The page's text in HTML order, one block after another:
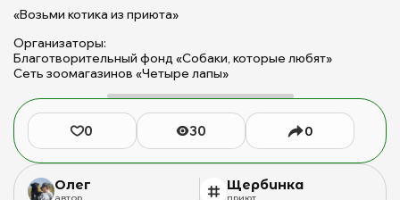
«Возьми котика из приюта»
Организаторы:
Благотворительный фонд «Собаки, которые любят»
Сеть зоомагазинов «Четыре лапы»
0 30 0
Олег
автор
Щербинка
приют